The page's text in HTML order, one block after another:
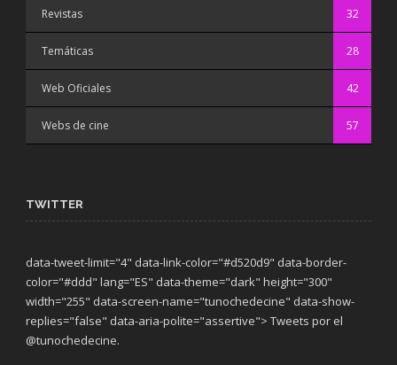
Revistas 32
Temáticas 28
Web Oficiales 42
Webs de cine 57
TWITTER
data-tweet-limit="4" data-link-color="#d520d9" data-border-
color="#ddd" lang="ES" data-theme="dark" height="300"
width="255" data-screen-name="tunochedecine" data-show-
replies="false" data-aria-polite="assertive"> Tweets por el
@tunochedecine.